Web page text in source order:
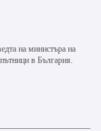
на министъра на
в България.